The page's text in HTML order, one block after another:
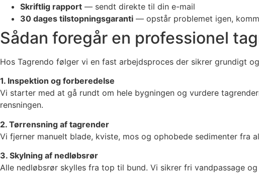
Skriftlig rapport — sendt direkte til din e-mail
30 dages tilstopningsgaranti — opstår problemet igen,
Sådan foregår en professionel
Hos Tagrendo følger vi en fast arbejdsproces der sikrer grundigt
1. Inspektion og forberedelse
Vi starter med at gå rundt om hele bygningen og vurdere
rensningen.
2. Tørrensning af tagrender
Vi fjerner manuelt blade, kviste, mos og ophobede sedimenter
3. Skylning af nedløbsrør
Alle nedløbsrør skylles fra top til bund. Vi sikrer fri vandpassage